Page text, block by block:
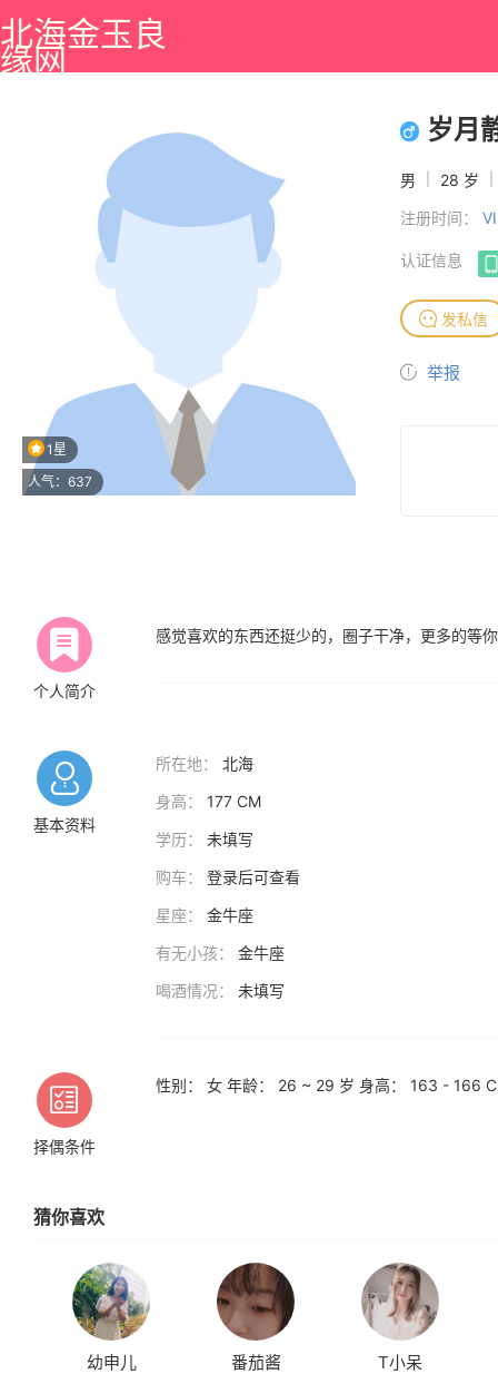
北海金玉良
缘网
1星
人气：637
岁月
男 28 岁
注册时间：
认证信息
发私信
举报
个人简介
感觉喜欢的东西还挺少的，圈子干净，更多的等
基本资料
所在地：
北海
身高：
177 CM
学历：
未填写
购车：
登录后可查看
星座：
金牛座
有无小孩：
金牛座
喝酒情况：
未填写
择偶条件
性别： 女 年龄： 26 ~ 29 岁 身高： 163 - 166
猜你喜欢
幼申儿 番茄酱 T小呆